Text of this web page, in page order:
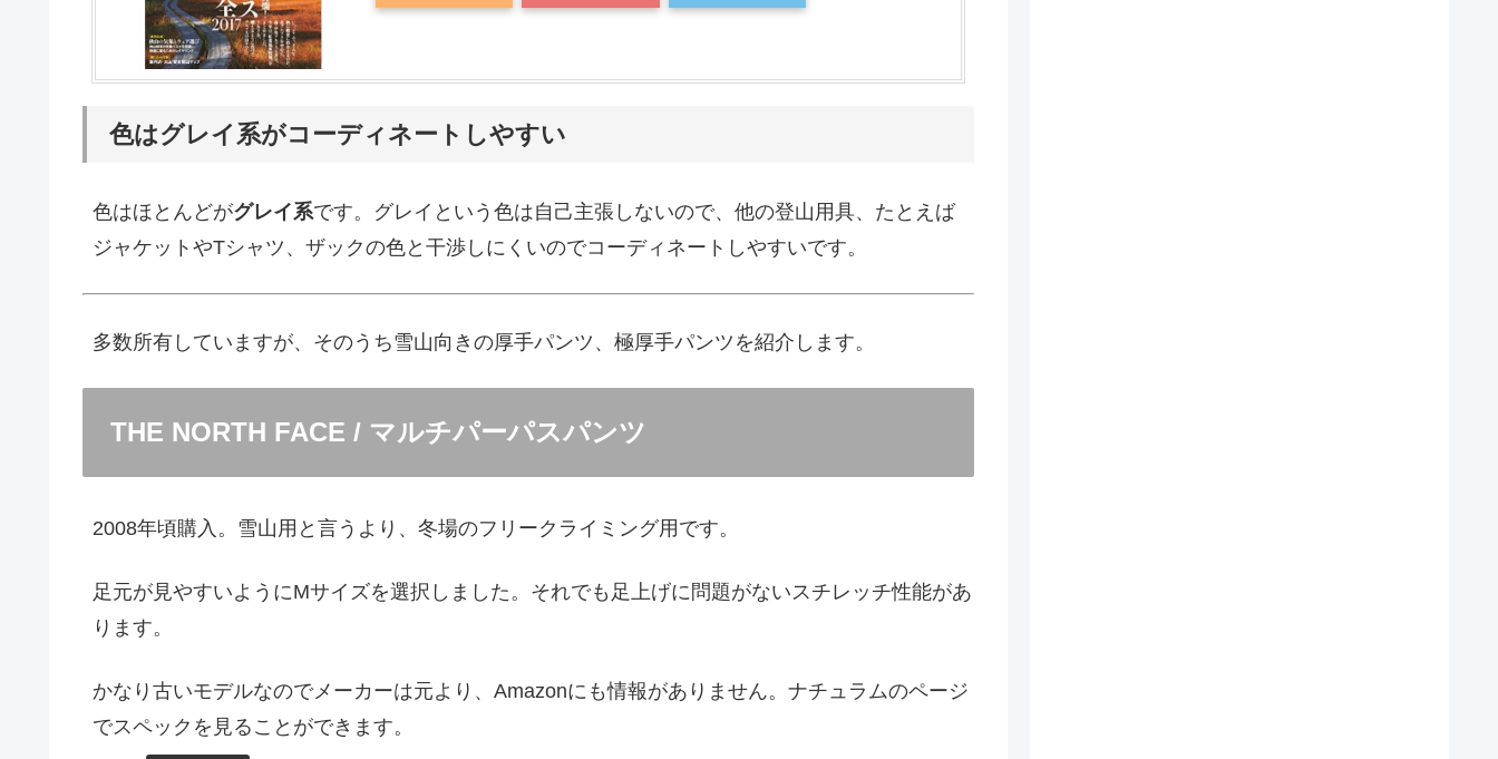
色はグレイ系がコーディネートしやすい
色はほとんどがグレイ系です。グレイという色は自己主張しないので、他の登山用具、たとえば
ジャケットやTシャツ、ザックの色と干渉しにくいのでコーディネートしやすいです。
多数所有していますが、そのうち雪山向きの厚手パンツ、極厚手パンツを紹介します。
THE NORTH FACE / マルチパーパスパンツ
2008年頃購入。雪山用と言うより、冬場のフリークライミング用です。
足元が見やすいようにMサイズを選択しました。それでも足上げに問題がないスチレッチ性能があ
ります。
かなり古いモデルなのでメーカーは元より、Amazonにも情報がありません。ナチュラムのページ
でスペックを見ることができます。